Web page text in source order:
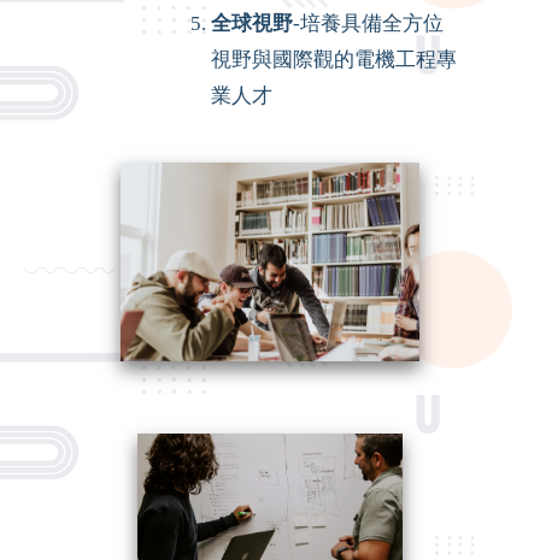
全球視野-培養具備全方位
視野與國際觀的電機工程專
業人才